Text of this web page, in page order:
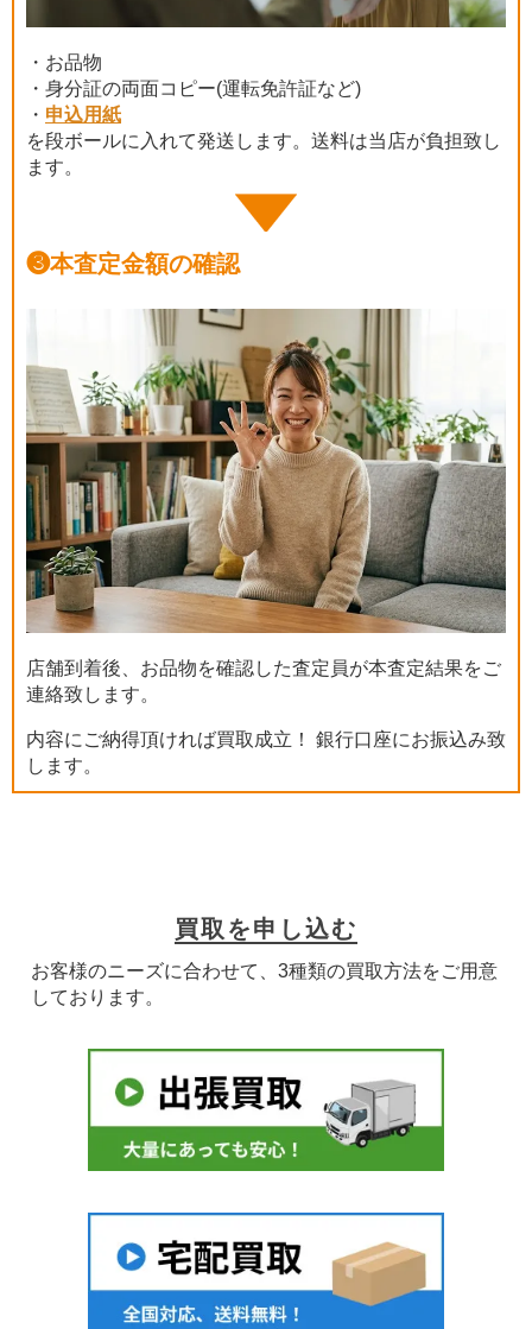
・お品物
・身分証の両面コピー(運転免許証など)
・ 申込用紙
を段ボールに入れて発送します。送料は当店が負担致し
ます。
❸本査定金額の確認
店舗到着後、お品物を確認した査定員が本査定結果をご
連絡致します。
内容にご納得頂ければ買取成立！ 銀行口座にお振込み致
します。
買取を申し込む
お客様のニーズに合わせて、3種類の買取方法をご用意
しております。